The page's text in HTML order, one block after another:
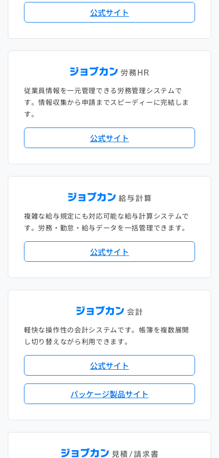
公式サイト
従業員情報を一元管理できる労務管理システムで
す。情報収集から申請までスピーディーに完結しま
す。
公式サイト
複雑な給与規定にも対応可能な給与計算システムで
す。労務・勤怠・給与データを一括管理できます。
公式サイト
軽快な操作性の会計システムです。帳簿を複数展開
し切り替えながら利用できます。
公式サイト
パッケージ製品サイト